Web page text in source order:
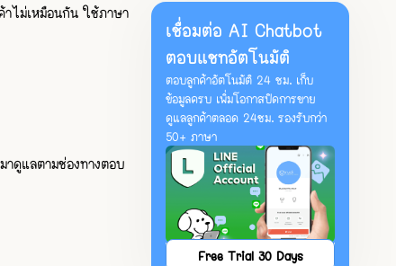
าไม่เหมือนกัน ใช้ภาษา
าดูแลตามช่องทางตอบ
เชื่อมต่อ AI Chatbot
ตอบแชทอัตโนมัติ
ตอบลูกค้าอัตโนมัติ 24 ชม. เก็บ
ข้อมูลครบ เพิ่มโอกาสปิดการขาย
ดูแลลูกค้าตลอด 24ชม. รองรับกว่า
50+ ภาษา
Free Trial 30 Days